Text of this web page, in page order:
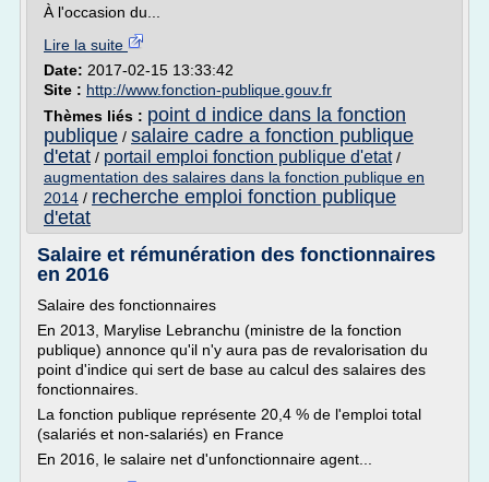
À l'occasion du...
Lire la suite
Date: 2017-02-15 13:33:42
Site : http://www.fonction-publique.gouv.fr
Thèmes liés : point d indice dans la fonction
publique / salaire cadre a fonction publique
d'etat / portail emploi fonction publique d'etat/
augmentation des salaires dans la fonction publique en
2014 / recherche emploi fonction publique
d'etat
Salaire et rémunération des fonctionnaires
en 2016
Salaire des fonctionnaires
En 2013, Marylise Lebranchu (ministre de la fonction
publique) annonce qu'il n'y aura pas de revalorisation du
point d'indice qui sert de base au calcul des salaires des
fonctionnaires.
La fonction publique représente 20,4 % de l'emploi total
(salariés et non-salariés) en France
En 2016, le salaire net d'unfonctionnaire agent...